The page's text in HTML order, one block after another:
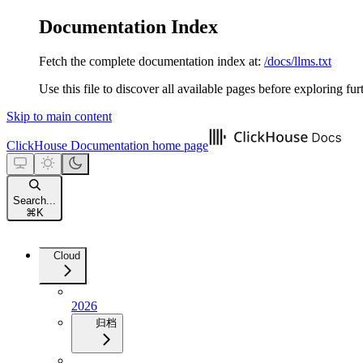
Documentation Index
Fetch the complete documentation index at: /docs/llms.txt
Use this file to discover all available pages before exploring
Skip to main content
ClickHouse Documentation home page
Search...
⌘ K
Cloud
2026
归档